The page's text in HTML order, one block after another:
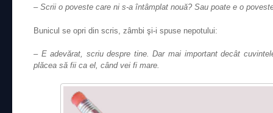
– Scrii o poveste care ni s-a întâmplat nouă? Sau poate e o
Bunicul se opri din scris, zâmbi şi-i spuse nepotului:
– E adevărat, scriu despre tine. Dar mai important decât
plăcea să fii ca el, când vei fi mare.